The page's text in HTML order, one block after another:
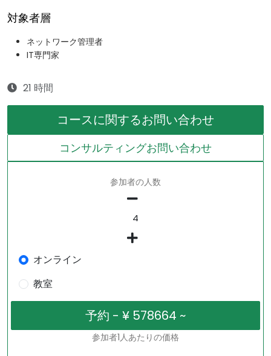
対象者層
ネットワーク管理者
IT専門家
21 時間
コースに関するお問い合わせ
コンサルティングお問い合わせ
参加者の人数
オンライン
教室
参加者1人あたりの価格